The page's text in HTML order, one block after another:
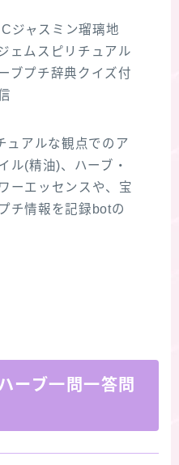
ジャスミン瑠璃地
ェムスピリチュアル
ブプチ辞典クイズ付
ュアルな観点でのア
ル(精油)、ハーブ・
ーエッセンスや、宝
チ情報を記録botの
ーブ一問一答問